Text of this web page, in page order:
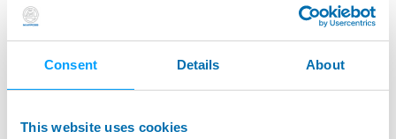
Consent Details About
This website uses cookies
表中的选择对应的应用范围: *